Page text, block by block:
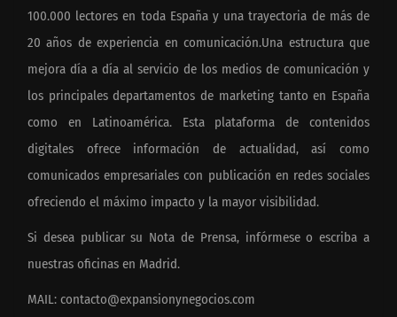
100.000 lectores en toda España y una trayectoria de más de
20 años de experiencia en comunicación.Una estructura que
mejora día a día al servicio de los medios de comunicación y
los principales departamentos de marketing tanto en España
como en Latinoamérica. Esta plataforma de contenidos
digitales ofrece información de actualidad, así como
comunicados empresariales con publicación en redes sociales
ofreciendo el máximo impacto y la mayor visibilidad.
Si desea publicar su Nota de Prensa, infórmese o escriba a
nuestras oficinas en Madrid.
MAIL: contacto@expansionynegocios.com